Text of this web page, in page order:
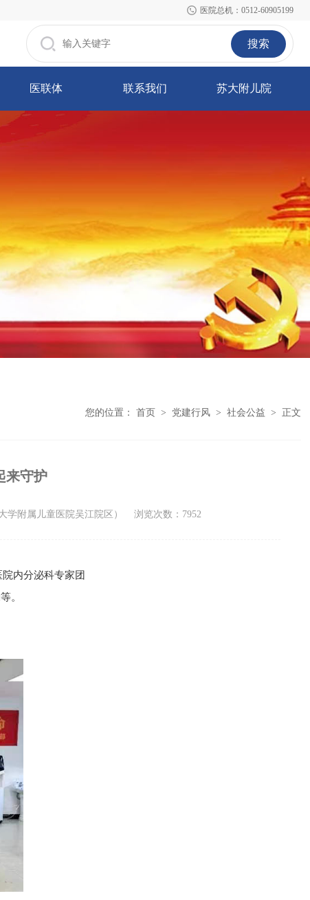
医院总机：0512-60905199
搜索
医联体 联系我们 苏大附儿院
您的位置： 首页 > 党建行风 > 社会公益 > 正文
来守护
学附属儿童医院吴江院区） 浏览次数：7952
内分泌科专家团
。